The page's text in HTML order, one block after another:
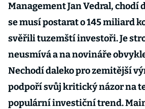
Management Jan Vedral, chodí
se musí postarat o 145 miliard
svěřili tuzemští investoři. Je
neusmívá a na novináře
Nechodí daleko pro zemitější
podpoří svůj kritický názor na
populární investiční trend.